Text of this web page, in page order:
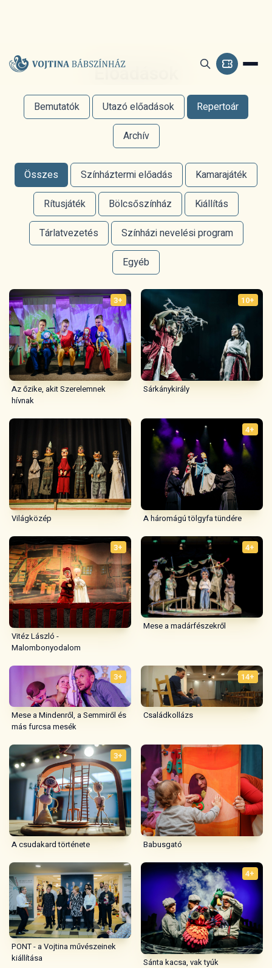
Előadások
Bemutatók Utazó előadások
Repertoár
Archív
Összes Színháztermi előadás
Kamarajáték
Rítusjáték
Bölcsőszínház
Kiállítás
Tárlatvezetés
Színházi nevelési program
Egyéb
3+
Az őzike, akit Szerelemnek
hívnak
10+
Sárkánykirály
Világközép
4+
A háromágú tölgyfa tündére
3+
Vitéz László -
Malombonyodalom
4+
Mese a madárfészekről
3+
Mese a Mindenről, a Semmiről és
más furcsa mesék
14+
Családkollázs
3+
A csudakard története Babusgató
PONT - a Vojtina művészeinek
kiállítása
4+
Sánta kacsa, vak tyúk